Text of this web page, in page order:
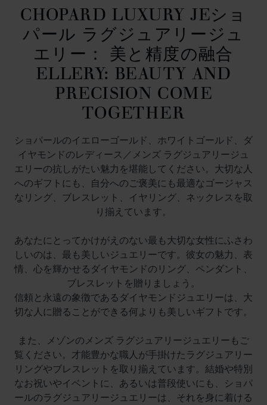
CHOPARD LUXURY JEショ
パール ラグジュアリージュ
エリー： 美と精度の融合
ELLERY: BEAUTY AND
PRECISION COME
TOGETHER
ショパールのイエローゴールド、ホワイトゴールド、ダ
イヤモンドのレディース／メンズ ラグジュアリージュ
エリーの抗しがたい魅力を堪能してください。大切な人
へのギフトにも、自分へのご褒美にも最適なゴージャス
なリング、ブレスレット、イヤリング、ネックレスを取
り揃えています。
あなたにとってかけがえのない最も大切な女性にふさわ
しいのは、最も美しいジュエリーです。彼女の魅力、表
情、心を輝かせるダイヤモンドのリング、ペンダント、
ブレスレットを贈りましょう。
信頼と永遠の象徴であるダイヤモンドジュエリーは、大
切な人に贈ることができる何よりも美しいギフトです。
また、メゾンのメンズ ラグジュアリージュエリーもご
覧ください。才能豊かな職人が手掛けたラグジュアリー
リングやブレスレットを取り揃えています。結婚や特別
なお祝いやイベントに、あるいは普段使いにも、ショパ
ールのラグジュアリージュエリーは、それを身に着ける